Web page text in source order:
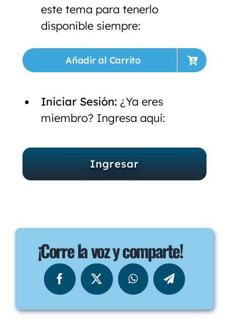
este tema para tenerlo
disponible siempre:
Añadir al Carrito
Iniciar Sesión: ¿Ya eres
miembro? Ingresa aquí:
Ingresar
¡Corre la voz y comparte!